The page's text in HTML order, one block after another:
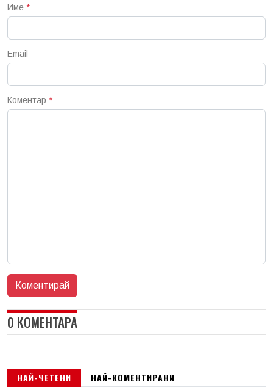
Име *
Email
Коментар *
0 КОМЕНТАРА
НАЙ-ЧЕТЕНИ НАЙ-КОМЕНТИРАНИ